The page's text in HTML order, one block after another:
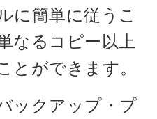
に簡単に従うこ
なるコピー以上
とができます。
ックアップ・プ